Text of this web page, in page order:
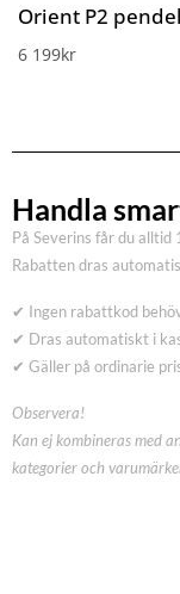
Orient P2 pendel
6 199kr
Handla
På Severins får du
Rabatten dras
✔ Ingen rabattkod
✔ Dras automatiskt i
✔ Gäller på ordinarie
Observera!
Kan ej kombineras med
kategorier och